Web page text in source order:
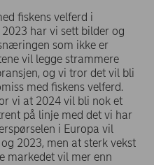
fiskens velferd i
har vi sett bilder og
som ikke er
vil legge strammere
og vi tror det vil bli
med fiskens velferd.
vi at 2024 vil bli nok et
på linje med det vi har
i Europa vil
2023, men at sterk vekst
markedet vil mer enn